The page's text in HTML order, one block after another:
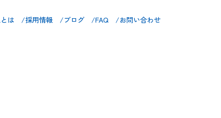
とは /採用情報 /ブログ /FAQ /お問い合わせ